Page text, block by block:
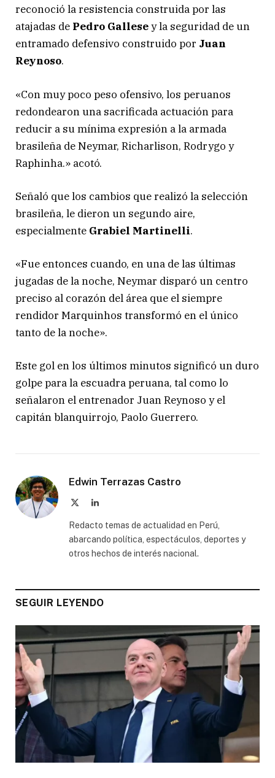
reconoció la resistencia construida por las
atajadas de Pedro Gallesey la seguridad de un
entramado defensivo construido por Juan
Reynoso.
«Con muy poco peso ofensivo, los peruanos
redondearon una sacrificada actuación para
reducir a su mínima expresión a la armada
brasileña de Neymar, Richarlison, Rodrygo y
Raphinha.» acotó.
Señaló que los cambios que realizó la selección
brasileña, le dieron un segundo aire,
especialmente Grabiel Martinelli.
«Fue entonces cuando, en una de las últimas
jugadas de la noche, Neymar disparó un centro
preciso al corazón del área que el siempre
rendidor Marquinhos transformó en el único
tanto de la noche».
Este gol en los últimos minutos significó un duro
golpe para la escuadra peruana, tal como lo
señalaron el entrenador Juan Reynoso y el
capitán blanquirrojo, Paolo Guerrero.
Edwin Terrazas Castro
LinkedIn
Redacto temas de actualidad en Perú,
abarcando política, espectáculos, deportes y
otros hechos de interés nacional.
SEGUIR LEYENDO